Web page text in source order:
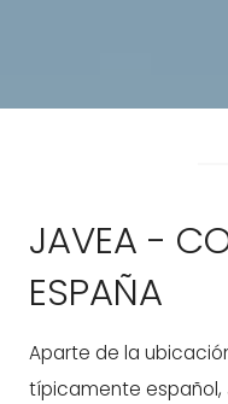
JAVEA -
ESPAÑA
Aparte de la
típicamente español,